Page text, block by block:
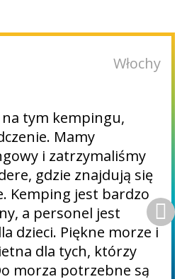
Włochy
tym kempingu,
Mamy
i zatrzymaliśmy
gdzie znajdują się
Kemping jest bardzo
a personel jest
dzieci. Piękne morze i
dla tych, którzy
morza potrzebne są